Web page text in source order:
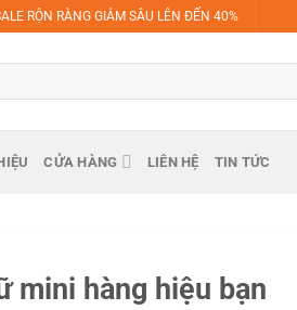
RỘN RÀNG GIẢM SÂU LÊN ĐẾN 40%
CỬA HÀNG LIÊN HỆ TIN TỨC
mini hàng hiệu bạn